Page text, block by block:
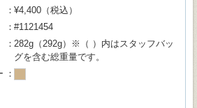
¥4,400（税込）
#1121454
282g（292g）※（ ）内はスタッフバッ
グを含む総重量です。